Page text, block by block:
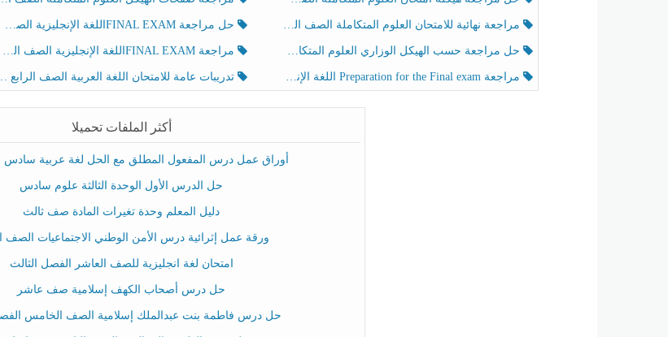
مراجعة نهائية للامتحان العلوم المتكاملة الصف الخامس انسبير الفصل الثالث حل مراجعة FINAL EXAMاللغة الإنجليزية الصف الخامس الفصل الثالث
حل مراجعة حسب الهيكل الوزاري العلوم المتكاملة الصف الخامس عام الفصل الثالث مراجعة FINAL EXAMاللغة الإنجليزية الصف الخامس الفصل الثالث
مراجعة Preparation for the Final exam اللغة الإنجليزية الصف الرابع الفصل الثالث تدريبات عامة للامتحان اللغة العربية الصف الرابع الفصل الثالث
أكثر الملفات تحميلا
أوراق عمل درس المفعول المطلق مع الحل لغة عربية سادس
حل الدرس الأول الوحدة الثالثة علوم سادس
دليل المعلم وحدة تغيرات المادة صف ثالث
ورقة عمل إثرائية درس الأمن الوطني الاجتماعيات الصف
امتحان لغة انجليزية للصف العاشر الفصل الثالث
حل درس أصحاب الكهف إسلامية صف عاشر
حل درس فاطمة بنت عبدالملك إسلامية الصف الخامس